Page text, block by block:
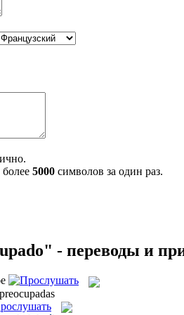
5000 символов за один раз.
- переводы и